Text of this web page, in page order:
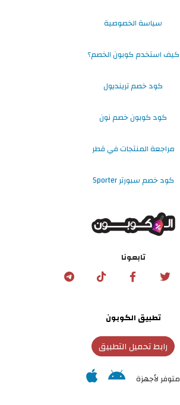
سياسة الخصوصية
كيف استخدم كوبون الخصم؟
كود خصم ترينديول
كود كوبون خصم نون
مراجعة المنتجات في قطر
كود خصم سبورتر Sporter
تابعونا
تطبيق الكوبون
رابط تحميل التطبيق
متوفر لأجهزة